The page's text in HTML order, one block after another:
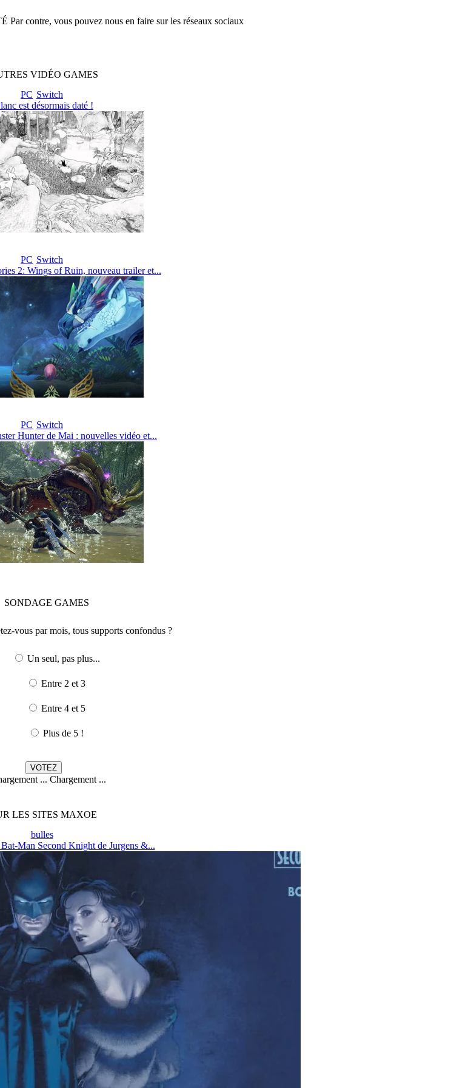
Par contre, vous pouvez nous en faire sur les réseaux sociaux
VIDÉO GAMES
PC Switch
est désormais daté !
PC Switch
2: Wings of Ruin, nouveau trailer et...
PC Switch
Hunter de Mai : nouvelles vidéo et...
SONDAGE GAMES
vous par mois, tous supports confondus ?
Un seul, pas plus...
Entre 2 et 3
Entre 4 et 5
Plus de 5 !
Chargement ...
LES SITES MAXOE
bulles
Man Second Knight de Jurgens &...